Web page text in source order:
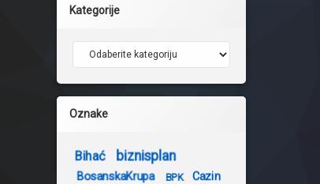
Kategorije
Kategorije
Oznake
Bihać biznisplan
BosanskaKrupa BPK Cazin